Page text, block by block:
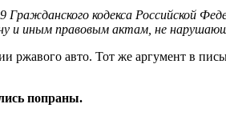
кодекса Российской
иным правовым актам, не
ржавого авто. Тот же аргумент в
попраны.